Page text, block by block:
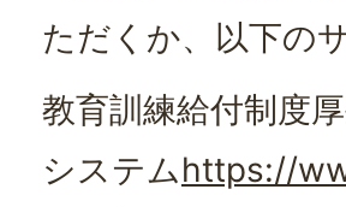
ただくか、以下の
教育訓練給付制度
システムhttps://